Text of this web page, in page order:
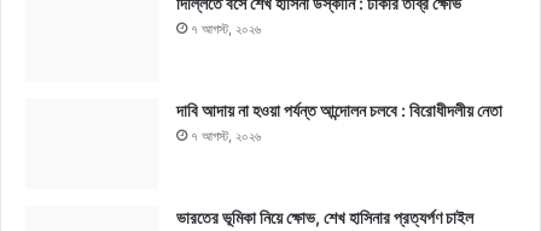
৭ আগস্ট, ২০২৬
দাবি আদায় না হওয়া পর্যন্ত আন্দোলন চলবে : বিরোধীদলীয় নেতা
৭ আগস্ট, ২০২৬
ভারতের ভূমিকা নিয়ে ক্ষোভ, শেখ হাসিনার প্রত্যর্পণ চাইল